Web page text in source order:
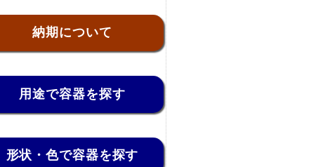
納期について
用途で容器を探す
形状・色で容器を探す